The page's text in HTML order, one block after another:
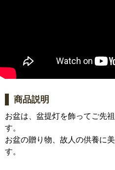
商品説明
お盆は、盆提灯を飾ってご先
す。
お盆の贈り物、故人の供養に
す。